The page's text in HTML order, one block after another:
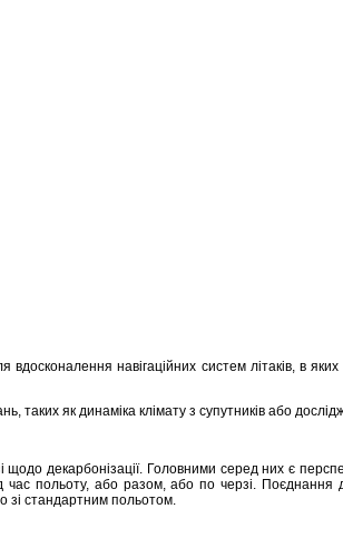
навігаційних систем літаків, в
як динаміка клімату з супутників або
декарбонізації. Головними серед них є
час польоту, або разом, або по черзі.
зі стандартним польотом.